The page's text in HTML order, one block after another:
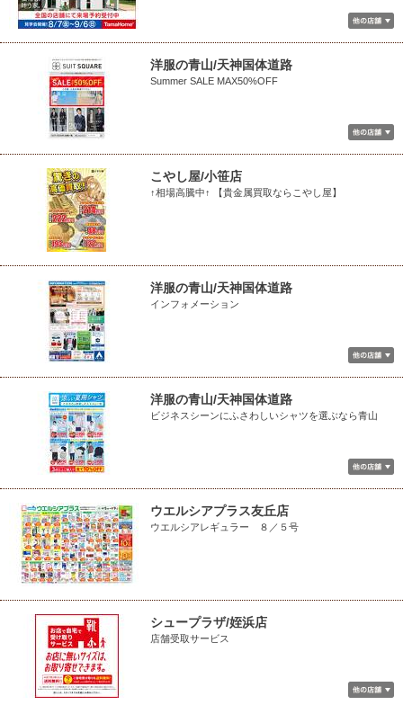
洋服の青山/天神国体道路
Summer SALE MAX50%OFF
こやし屋/小笹店
↑相場高騰中↑ 【貴金属買取ならこやし屋】
洋服の青山/天神国体道路
インフォメーション
洋服の青山/天神国体道路
ビジネスシーンにふさわしいシャツを選ぶなら青山
ウエルシアプラス友丘店
ウエルシアレギュラー ８／５号
シュープラザ/姪浜店
店舗受取サービス